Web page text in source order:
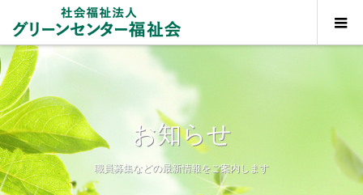
お知らせ
職員募集などの最新情報をご案内します